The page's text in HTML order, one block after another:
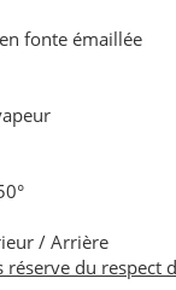
fonte émaillée
/ Arrière
réserve du respect